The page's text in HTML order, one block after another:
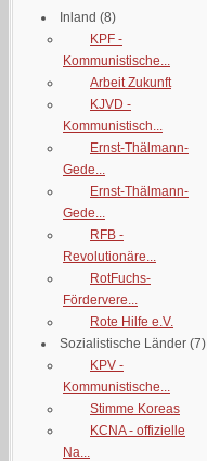
Inland (8)
KPF -
Kommunistische...
Arbeit Zukunft
KJVD -
Kommunistisch...
Ernst-Thälmann-
Gede...
Ernst-Thälmann-
Gede...
RFB -
Revolutionäre...
RotFuchs-
Fördervere...
Rote Hilfe e.V.
Sozialistische Länder (7)
KPV -
Kommunistische...
Stimme Koreas
KCNA - offizielle
Na...